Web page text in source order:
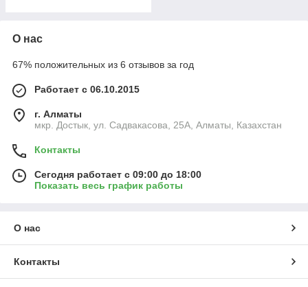
О нас
67% положительных из 6 отзывов за год
Работает с 06.10.2015
г. Алматы
мкр. Достык, ул. Садвакасова, 25А, Алматы, Казахстан
Контакты
Сегодня работает с 09:00 до 18:00
Показать весь график работы
О нас
Контакты